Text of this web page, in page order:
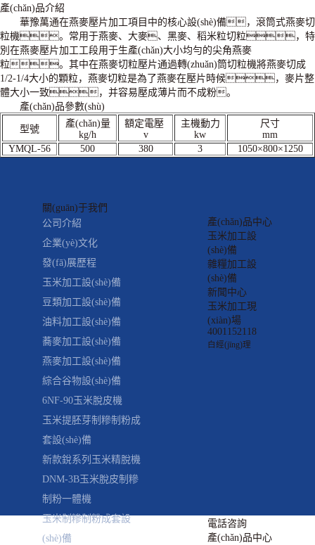
產(chǎn)品介紹
華豫萬通在燕麥壓片加工項目中的核心設(shè)備，滾筒式燕麥切
粒機。常用于燕麥、大麥、黑麥、稻米粒切粒，特
別在燕麥壓片加工工段用于生產(chǎn)大小均勻的尖角燕麥
粒。其中在燕麥切粒壓片通過轉(zhuǎn)筒切粒機將燕麥切成
1/2-1/4大小的顆粒，燕麥切粒是為了燕麥在壓片時候，麥片整
體大小一致，并容易壓成薄片而不成粉。
產(chǎn)品參數(shù)
型號
產(chǎn)量
kg/h
額定電壓
v
主機動力
kw
尺寸
mm
YMQL-56
500 380 3 1050×800×1250
關(guān)于我們
公司介紹
企業(yè)文化
發(fā)展歷程
產(chǎn)品中心
玉米加工設(shè)備
豆類加工設(shè)備
油料加工設(shè)備
蕎麥加工設(shè)備
燕麥加工設(shè)備
綜合谷物設(shè)備
玉米加工設
(shè)備
6NF-90玉米脫皮機
玉米提胚芽制糝制粉成
套設(shè)備
新款銳系列玉米精脫機
DNM-3B玉米脫皮制糝
制粉一體機
玉米制糝制粉成套設
(shè)備
雜糧加工設
(shè)備
新聞中心
玉米加工現
(xiàn)場
4001152118
白經(jīng)理
電話咨詢
產(chǎn)品中心